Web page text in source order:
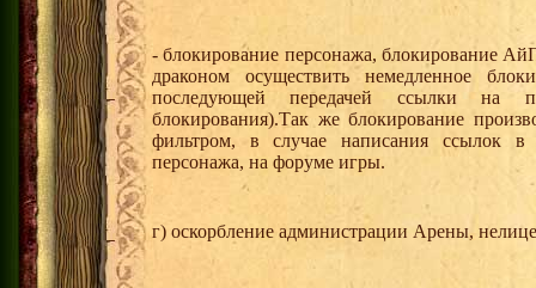
- блокирование персонажа, блокирование
драконом осуществить немедленное
последующей передачей ссылки на
блокирования).Так же блокирование
фильтром, в случае написания ссылок
персонажа, на форуме игры.
г) оскорбление администрации Арены,